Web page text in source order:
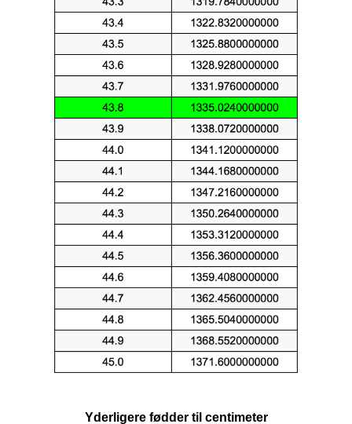
Yderligere fødder til centimeter